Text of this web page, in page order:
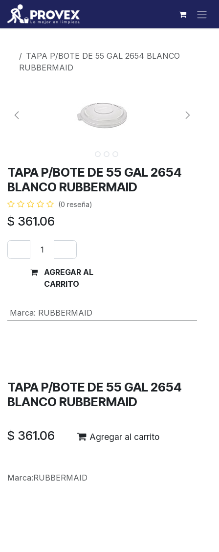
Ir al contenido
TAPA P/BOTE DE 55 GAL 2654 BLANCO
RUBBERMAID
TAPA P/BOTE DE 55 GAL 2654
BLANCO RUBBERMAID
(0 reseña)
$ 361.06
AGREGAR AL
CARRITO
Marca: RUBBERMAID
TAPA P/BOTE DE 55 GAL 2654
BLANCO RUBBERMAID
$ 361.06 Agregar al carrito
Marca:RUBBERMAID